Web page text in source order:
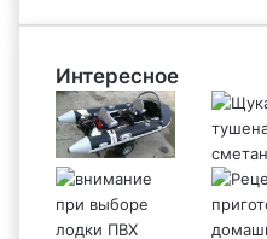
Интересное